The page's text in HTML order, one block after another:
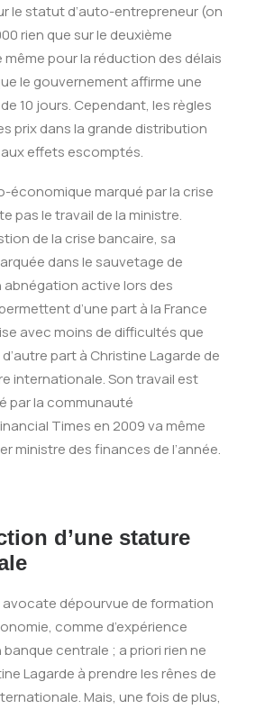
le statut d’auto-entrepreneur (on
rien que sur le deuxième
même pour la réduction des délais
le gouvernement affirme une
10 jours. Cependant, les règles
prix dans la grande distribution
effets escomptés.
économique marqué par la crise
pas le travail de la ministre.
de la crise bancaire, sa
dans le sauvetage de
abnégation active lors des
d’une part à la France
avec moins de difficultés que
part à Christine Lagarde de
internationale. Son travail est
par la communauté
Times en 2009 va même
ministre des finances de l’année.
d’une stature
avocate dépourvue de formation
comme d’expérience
centrale ; a priori rien ne
Lagarde à prendre les rênes de
Mais, une fois de plus,